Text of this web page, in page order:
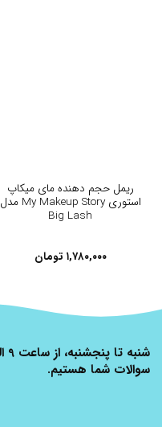
ریمل حجم دهنده مای میکاپ
استوری My Makeup Story مدل
Big Lash
۱,۷۸۰,۰۰۰ تومان
سوالات شما هستیم.